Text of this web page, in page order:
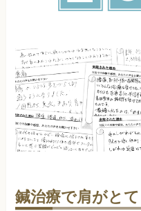
鍼治療で肩がと